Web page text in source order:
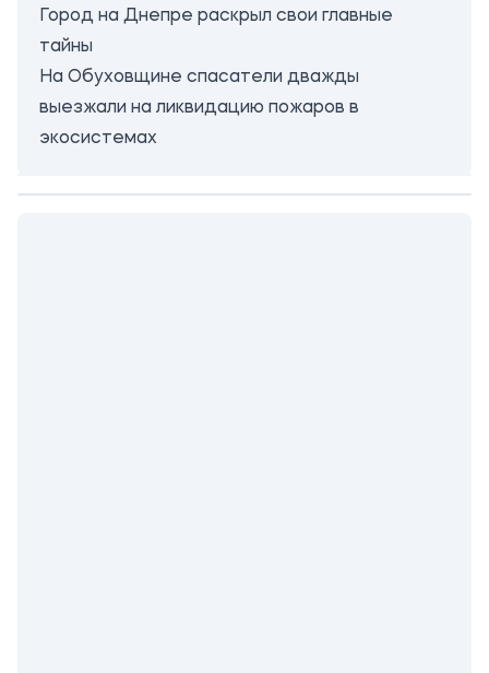
Город на Днепре раскрыл свои главные
тайны
На Обуховщине спасатели дважды
выезжали на ликвидацию пожаров в
экосистемах